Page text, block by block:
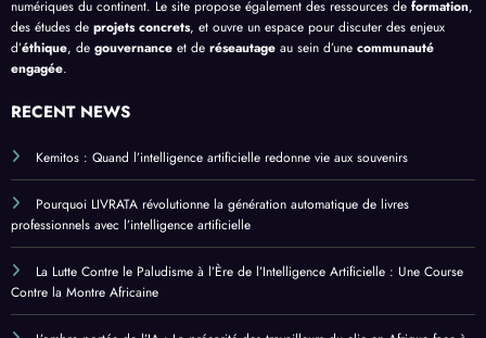
numériques du continent. Le site propose également des ressources de formation,
des études de projets concrets, et ouvre un espace pour discuter des enjeux
d’éthique, de gouvernance et de réseautage au sein d’une communauté
engagée.
RECENT NEWS
Kemitos : Quand l’intelligence artificielle redonne vie aux souvenirs
Pourquoi LIVRATA révolutionne la génération automatique de livres
professionnels avec l’intelligence artificielle
La Lutte Contre le Paludisme à l’Ère de l’Intelligence Artificielle : Une Course
Contre la Montre Africaine